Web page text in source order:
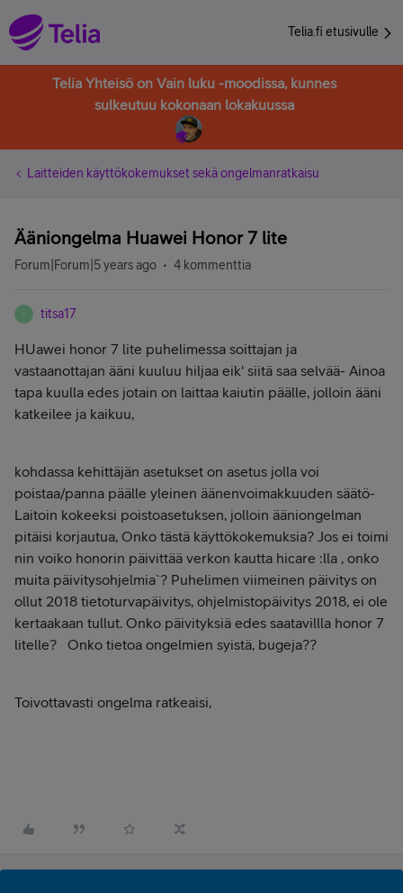
Telia.fi etusivulle
Telia Yhteisö on Vain luku -moodissa, kunnes
sulkeutuu kokonaan lokakuussa
Laitteiden käyttökokemukset sekä ongelmanratkaisu
Ääniongelma Huawei Honor 7 lite
Forum|Forum|5 years ago 4 kommenttia
T titsa17
HUawei honor 7 lite puhelimessa soittajan ja
vastaanottajan ääni kuuluu hiljaa eik' siitä saa selvää- Ainoa
tapa kuulla edes jotain on laittaa kaiutin päälle, jolloin ääni
katkeilee ja kaikuu,
kohdassa kehittäjän asetukset on asetus jolla voi
poistaa/panna päälle yleinen äänenvoimakkuuden säätö-
Laitoin kokeeksi poistoasetuksen, jolloin ääniongelman
pitäisi korjautua, Onko tästä käyttökokemuksia? Jos ei toimi
nin voiko honorin päivittää verkon kautta hicare :lla , onko
muita päivitysohjelmia`? Puhelimen viimeinen päivitys on
ollut 2018 tietoturvapäivitys, ohjelmistopäivitys 2018, ei ole
kertaakaan tullut. Onko päivityksiä edes saatavillla honor 7
litelle? Onko tietoa ongelmien syistä, bugeja??
Toivottavasti ongelma ratkeaisi,